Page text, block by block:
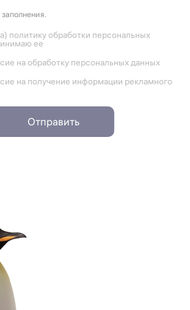
политику обработки персональных
ее
на обработку персональных данных
на получение информации рекламного
Отправить